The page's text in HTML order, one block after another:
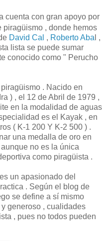
cuenta con gran apoyo por
piragüismo , donde hemos
David Cal , Roberto Aba l ,
lista se puede sumar
conocido como " Perucho
. Nacido en
) , el 12 de Abril de 1979 ,
en la modalidad de aguas
es el Kayak , en
( K-1 200 Y K-2 500 ) .
una medalla de oro en
no es la única
como piragüista .
un apasionado del
. Según el blog de
se define a sí mismo
generoso , cualidades
, pues no todos pueden